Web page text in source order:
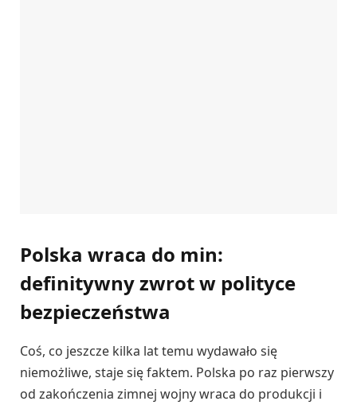
Polska wraca do min:
definitywny zwrot w polityce
bezpieczeństwa
Coś, co jeszcze kilka lat temu wydawało się
niemożliwe, staje się faktem. Polska po raz pierwszy
od zakończenia zimnej wojny wraca do produkcji i